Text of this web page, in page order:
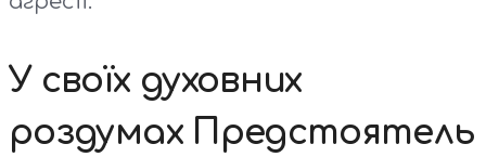
У своїх духовних
роздумах Предстоятель